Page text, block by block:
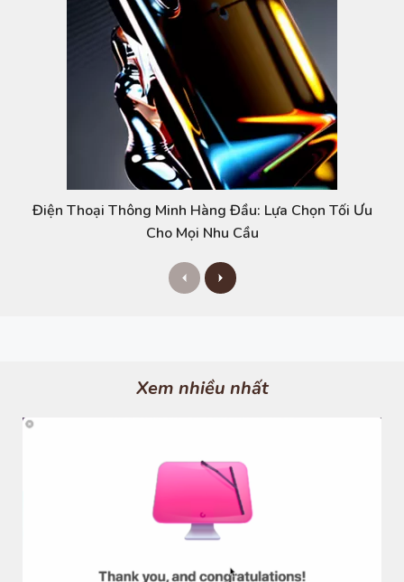
Điện Thoại Thông Minh Hàng Đầu: Lựa Chọn Tối Ưu
Cho Mọi Nhu Cầu
P
r
s
N
e
Xem nhiều nhất